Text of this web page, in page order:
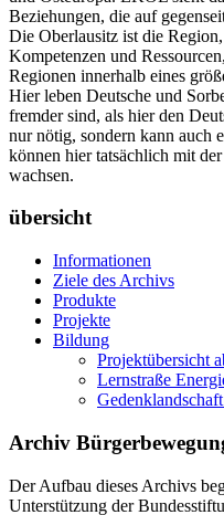
Beziehungen, die auf
Die Oberlausitz ist die
Kompetenzen und
Regionen innerhalb eines
Hier leben Deutsche und
fremder sind, als hier den
nur nötig, sondern kann auch
können hier tatsächlich mit
wachsen.
übersicht
Informationen
Ziele des Archivs
Produkte
Projekte
Bildung
Projektübersicht
Lernstraße
Archiv
Der Aufbau dieses Archivs
Unterstützung der